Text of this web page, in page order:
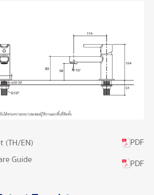
(TH/EN)
PDF
Guide
PDF